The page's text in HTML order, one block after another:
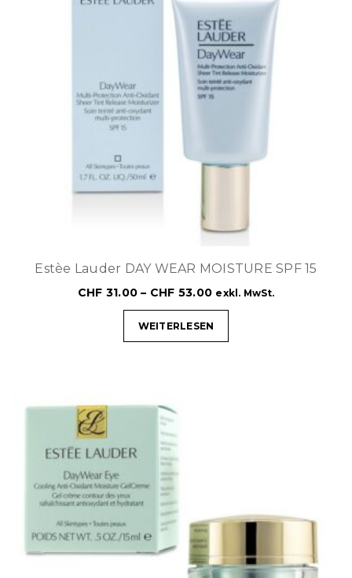
Estèe Lauder DAY WEAR MOISTURE SPF 15
CHF 31.00 – CHF 53.00 exkl. MwSt.
WEITERLESEN